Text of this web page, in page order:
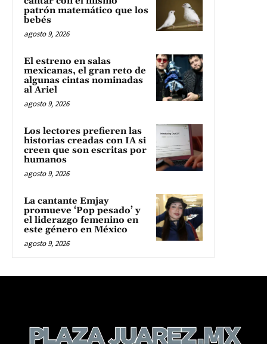
patrón matemático que los
bebés
agosto 9, 2026
El estreno en salas
mexicanas, el gran reto de
algunas cintas nominadas
al Ariel
agosto 9, 2026
Los lectores prefieren las
historias creadas con IA si
creen que son escritas por
humanos
agosto 9, 2026
La cantante Emjay
promueve ‘Pop pesado’ y
el liderazgo femenino en
este género en México
agosto 9, 2026